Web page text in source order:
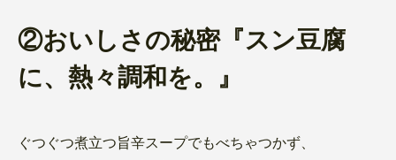
②おいしさの秘密『スン豆腐
に、熱々調和を。』
ぐつぐつ煮立つ旨辛スープでもべちゃつかず、